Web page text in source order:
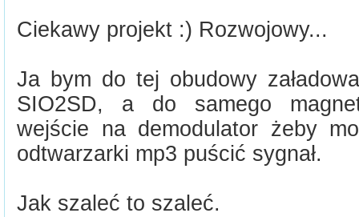
Ciekawy projekt :) Rozwojowy...
Ja bym do tej obudowy
SIO2SD, a do samego
wejście na demodulator żeby
odtwarzarki mp3 puścić sygnał.
Jak szaleć to szaleć.